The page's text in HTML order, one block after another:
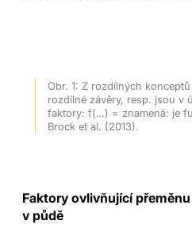
Obr. 1: Z rozdílných
rozdílné závěry, resp. jsou v
faktory: f(…) = znamená: je
Brock et al. (2013).
Faktory ovlivňující
v půdě